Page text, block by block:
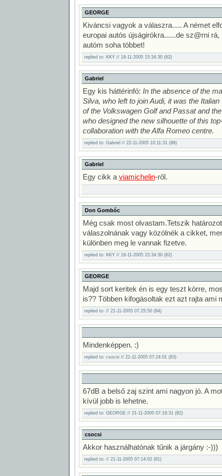
GEORGE
Kiváncsi vagyok a válaszra..... A német
europai autós újságirókra......de sz@rni
autóm soha többet!
replied to: KKY // 18-11-2005 15:34:30 (62)
Gabriel
Egy kis háttérinfó: In the absence of the
Silva, who left to join Audi, it was the
of the Volkswagen Golf and Passat and
who designed the new silhouette of this
collaboration with the Alfa Romeo centre.
replied to: Gabriel // 22-11-2005 10:11:31 (88)
Gabriel
Egy cikk a viamichelin-ről.
Don Gombóc
Még csak most olvastam.Tetszik
válaszolnának vagy közölnék a cikket,
különben meg le vannak fizetve.
replied to: KKY // 18-11-2005 15:34:30 (62)
GEORGE
Majd sort keritek én is egy teszt körre,
is?? Többen kifogásoltak ezt azt rajta ami
replied to: // 21-11-2005 07:25:50 (84)
Mindenképpen. :)
replied to: csocsi // 21-11-2005 07:24:01 (83)
67dB a belső zaj szint ami nagyon jó. A
kívül jobb is lehetne.
replied to: GEORGE // 21-11-2005 07:19:31 (82)
csocsi
Akkor használhatónak tűnik a járgány :-)))
replied to: // 21-11-2005 07:14:02 (81)